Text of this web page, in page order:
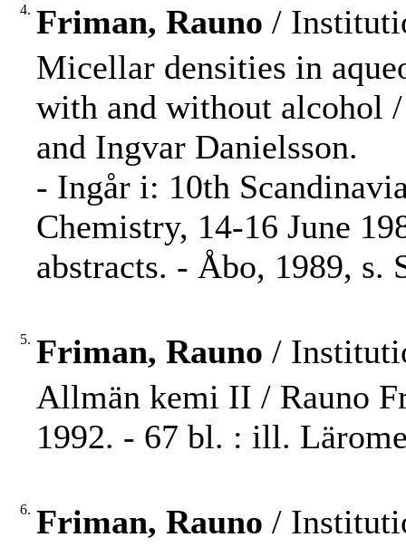
4. Friman, Rauno /
Micellar densities in
with and without alcohol
and Ingvar Danielsson.
- Ingår i: 10th
Chemistry, 14-16 June
abstracts. - Åbo, 1989, s.
5. Friman, Rauno /
Allmän kemi II / Rauno
1992. - 67 bl. : ill.
6. Friman, Rauno /